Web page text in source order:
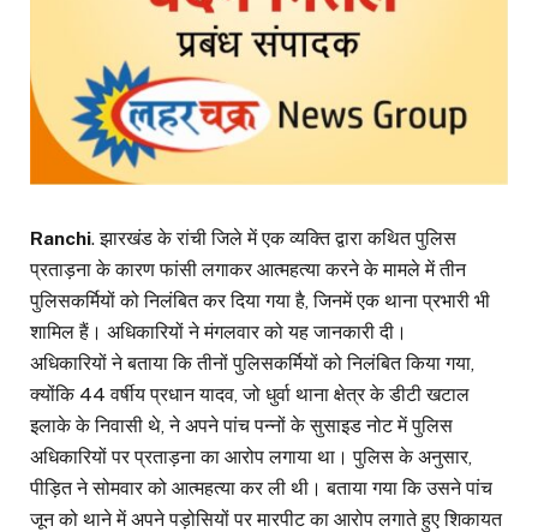
Ranchi. झारखंड के रांची जिले में एक व्यक्ति द्वारा कथित पुलिस
प्रताड़ना के कारण फांसी लगाकर आत्महत्या करने के मामले में तीन
पुलिसकर्मियों को निलंबित कर दिया गया है, जिनमें एक थाना प्रभारी भी
शामिल हैं। अधिकारियों ने मंगलवार को यह जानकारी दी।
अधिकारियों ने बताया कि तीनों पुलिसकर्मियों को निलंबित किया गया,
क्योंकि 44 वर्षीय प्रधान यादव, जो धुर्वा थाना क्षेत्र के डीटी खटाल
इलाके के निवासी थे, ने अपने पांच पन्नों के सुसाइड नोट में पुलिस
अधिकारियों पर प्रताड़ना का आरोप लगाया था। पुलिस के अनुसार,
पीड़ित ने सोमवार को आत्महत्या कर ली थी। बताया गया कि उसने पांच
जून को थाने में अपने पड़ोसियों पर मारपीट का आरोप लगाते हुए शिकायत